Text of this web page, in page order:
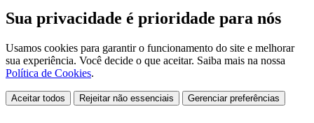
Sua privacidade é prioridade para nós
Usamos cookies para garantir o funcionamento do site e melhorar
sua experiência. Você decide o que aceitar. Saiba mais na nossa
Política de Cookies.
Aceitar todos Rejeitar não essenciais Gerenciar preferências